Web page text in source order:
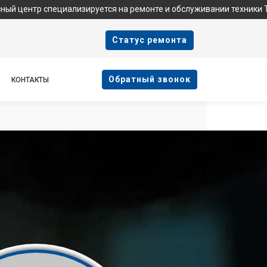
на ремонте и обслуживании техники Tefal. Мы
Cтатус ремонта
КОНТАКТЫ Oбратный звонок